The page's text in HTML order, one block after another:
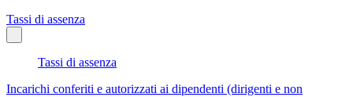
Tassi di assenza
Tassi di assenza
Incarichi conferiti e autorizzati ai dipendenti (dirigenti e non